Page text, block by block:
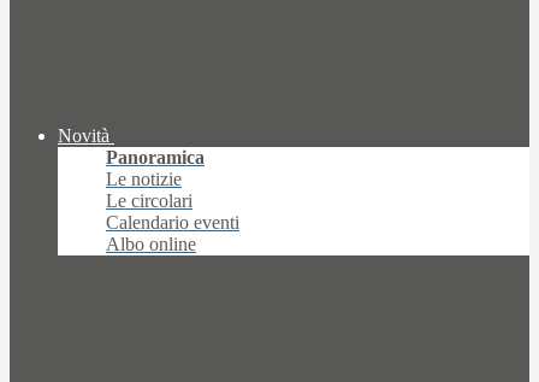
Novità
Panoramica
Le notizie
Le circolari
Calendario eventi
Albo online